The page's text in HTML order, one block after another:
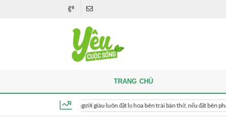
thắp hương, người giàu luôn đặt lọ hoa bên trái bàn thờ, nếu đặt bên phải thì sao?
TRANG CHỦ